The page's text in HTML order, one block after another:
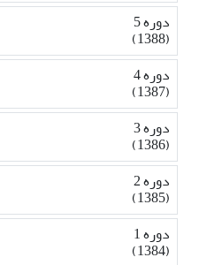
دوره 5
(1388)
دوره 4
(1387)
دوره 3
(1386)
دوره 2
(1385)
دوره 1
(1384)